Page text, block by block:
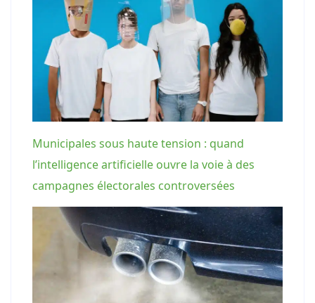
Municipales sous haute tension : quand
l’intelligence artificielle ouvre la voie à des
campagnes électorales controversées